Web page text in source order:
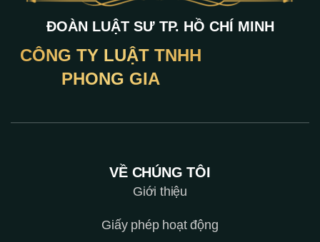
ĐOÀN LUẬT SƯ TP. HỒ CHÍ MINH
CÔNG TY LUẬT TNHH
PHONG GIA
VỀ CHÚNG TÔI
Giới thiệu
Giấy phép hoạt động